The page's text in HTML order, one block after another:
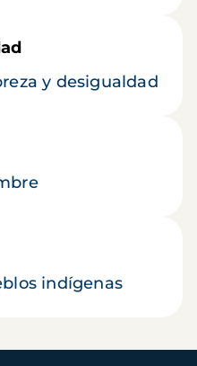
y desigualdad
indígenas